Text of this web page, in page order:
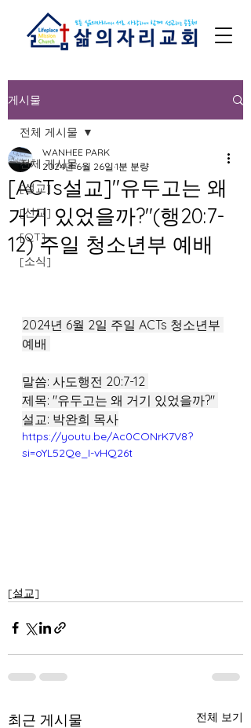
게시물
전체 게시물
[설교]
[선교]
[QT]
[소식]
전체 게시물
[ACTs설교]"유두고는 왜
거기 있었을까?"(행20:7-
12) 주일 청소년부 예배
WANHEE PARK
2024년 6월 26일 1분 분량
2024년 6월 2일 주일 ACTs 청소년부
예배
말씀: 사도행전 20:7-12
제목: "유두고는 왜 거기 있었을까?"
설교: 박완희 목사
https://youtu.be/Ac0CONrK7V8?
si=oYL52Qe_I-vHQ26t
[설교]
최근 게시물 전체 보기